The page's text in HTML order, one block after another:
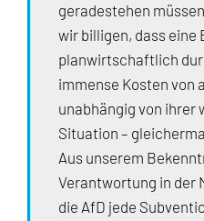
geradestehen
wir billigen, dass eine
planwirtschaftlich
immense Kosten von
unabhängig von
Situation –
Aus unserem
Verantwortung in der
die AfD jede